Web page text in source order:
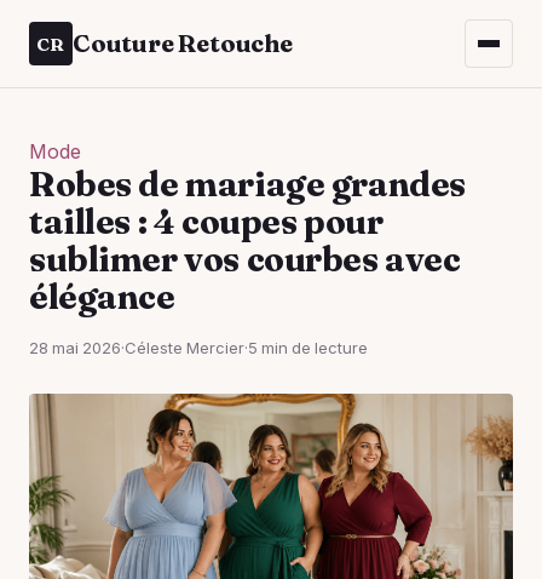
CR Couture Retouche
Mode
Robes de mariage grandes
tailles : 4 coupes pour
sublimer vos courbes avec
élégance
28 mai 2026·Céleste Mercier·5 min de lecture